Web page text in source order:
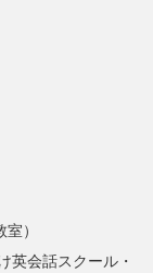
）
英会話スクール・